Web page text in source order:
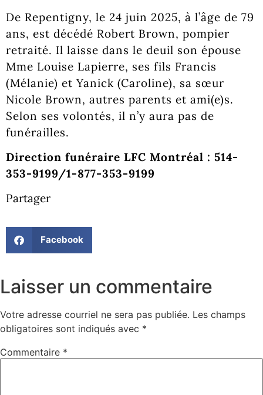
De Repentigny, le 24 juin 2025, à l’âge de 79
ans, est décédé Robert Brown, pompier
retraité. Il laisse dans le deuil son épouse
Mme Louise Lapierre, ses fils Francis
(Mélanie) et Yanick (Caroline), sa sœur
Nicole Brown, autres parents et ami(e)s.
Selon ses volontés, il n’y aura pas de
funérailles.
Direction funéraire LFC Montréal : 514-
353-9199/1-877-353-9199
Partager
Facebook
Laisser un commentaire
Votre adresse courriel ne sera pas publiée. Les champs
obligatoires sont indiqués avec *
Commentaire *